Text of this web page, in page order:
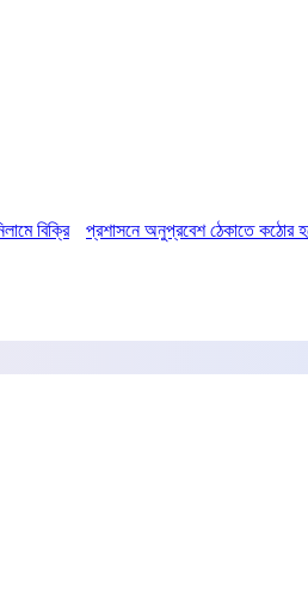
বিক্রি
প্রশাসনে অনুপ্রবেশ ঠেকাতে কঠোর